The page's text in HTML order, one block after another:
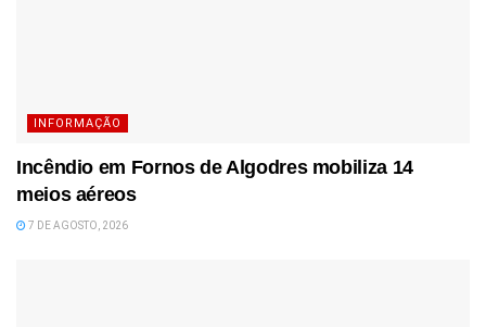
INFORMAÇÃO
Incêndio em Fornos de Algodres mobiliza 14
meios aéreos
7 DE AGOSTO, 2026